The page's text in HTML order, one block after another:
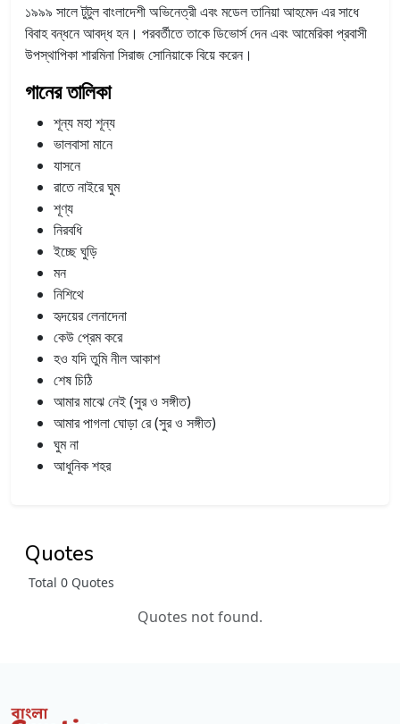
১৯৯৯ সালে টুটুল বাংলাদেশী অভিনেত্রী এবং মডেল তানিয়া আহমেদ এর সাধে
বিবাহ বন্ধনে আবদ্ধ হন। পরবর্তীতে তাকে ডিভোর্স দেন এবং আমেরিকা প্রবাসী
উপস্থাপিকা শারমিনা সিরাজ সোনিয়াকে বিয়ে করেন।
গানের তালিকা
শূন্য মহা শূন্য
ভালবাসা মানে
যাসনে
রাতে নাইরে ঘুম
শূণ্য
নিরবধি
ইচ্ছে ঘুড়ি
মন
নিশিথে
হৃদয়ের লেনাদেনা
কেউ প্রেম করে
হও যদি তুমি নীল আকাশ
শেষ চিঠি
আমার মাঝে নেই (সুর ও সঙ্গীত)
আমার পাগলা ঘোড়া রে (সুর ও সঙ্গীত)
ঘুম না
আধুনিক শহর
Quotes
Total 0 Quotes
Quotes not found.